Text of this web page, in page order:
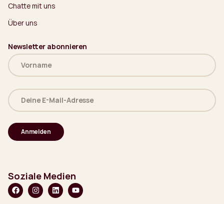
Chatte mit uns
Über uns
Newsletter abonnieren
Name
(erforderlich)
Deine
E-
Mail-
(erforderlich)
Soziale Medien